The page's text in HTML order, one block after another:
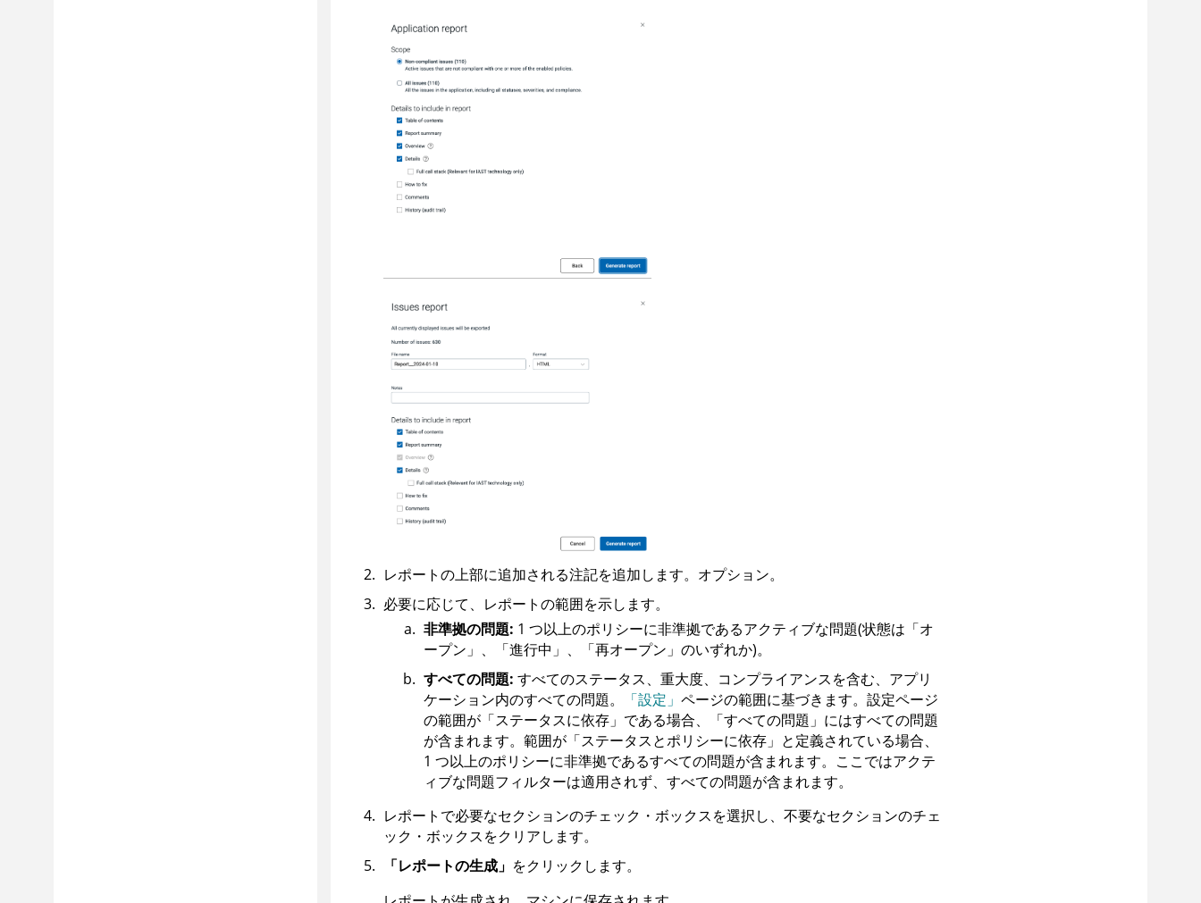
レポートの上部に追加される注記を追加します。オプション。
必要に応じて、レポートの範囲を示します。
非準拠の問題: 1 つ以上のポリシーに非準拠であるアクティブな問題(状態は「オ
ープン」、「進行中」、「再オープン」のいずれか)。
すべての問題: すべてのステータス、重大度、コンプライアンスを含む、アプリ
ケーション内のすべての問題。
「設定」 ページの範囲に基づきます。設定ページ
の範囲が「ステータスに依存」である場合、「すべての問題」にはすべての問題
が含まれます。範囲が「ステータスとポリシーに依存」と定義されている場合、
1 つ以上のポリシーに非準拠であるすべての問題が含まれます。ここではアクテ
ィブな問題フィルターは適用されず、すべての問題が含まれます。
レポートで必要なセクションのチェック・ボックスを選択し、不要なセクションのチェ
ック・ボックスをクリアします。
「レポートの生成」 をクリックします。